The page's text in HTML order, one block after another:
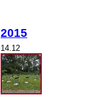
2015
14.12